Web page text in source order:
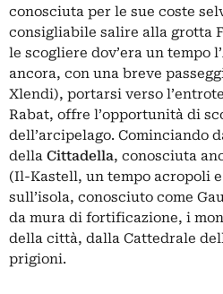
conosciuta per le sue coste
consigliabile salire alla grotta
le scogliere dov’era un tempo
ancora, con una breve
Xlendi), portarsi verso
Rabat, offre l’opportunità di
dell’arcipelago. Cominciando
della Cittadella, conosciuta
(Il-Kastell, un tempo acropoli
sull’isola, conosciuto come
da mura di fortificazione, i
della città, dalla Cattedrale
prigioni.